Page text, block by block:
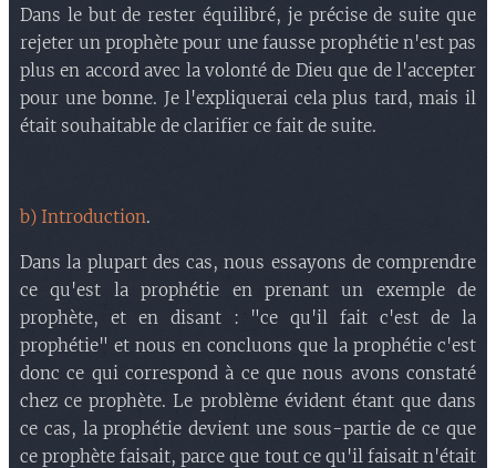
f) Le danger de catégoriser les symboles.
g) Partiellement de Dieu.
h) Conseil suite à un songe ou une vision.
i) Premier avertissement.
Dans le but de rester équilibré, je précise de suite que
rejeter un prophète pour une fausse prophétie n'est pas
plus en accord avec la volonté de Dieu que de l'accepter
pour une bonne. Je l'expliquerai cela plus tard, mais il
était souhaitable de clarifier ce fait de suite.
b) Introduction.
Dans la plupart des cas, nous essayons de comprendre
ce qu'est la prophétie en prenant un exemple de
prophète, et en disant : "ce qu'il fait c'est de la
prophétie" et nous en concluons que la prophétie c'est
donc ce qui correspond à ce que nous avons constaté
chez ce prophète. Le problème évident étant que dans
ce cas, la prophétie devient une sous-partie de ce que
ce prophète faisait, parce que tout ce qu'il faisait n'était